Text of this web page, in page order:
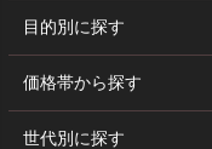
目的別に探す
価格帯から探す
世代別に探す